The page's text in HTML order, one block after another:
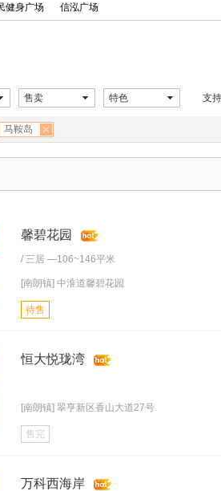
健身广场 信泓广场
售卖 特色 支
马鞍岛
馨碧花园
/ 三居 —106~146平米
[南朗镇] 中淮道馨碧花园
待售
恒大悦珑湾
[南朗镇] 翠亨新区香山大道27号
售完
万科西海岸